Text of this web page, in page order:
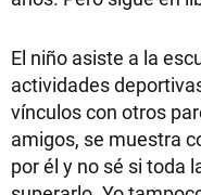
El niño asiste a la
actividades
vínculos con otros
amigos, se muestra
por él y no sé si toda